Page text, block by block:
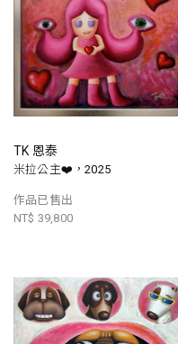
TK 恩泰
米拉公主❤️，2025
作品已售出
NT$ 39,800